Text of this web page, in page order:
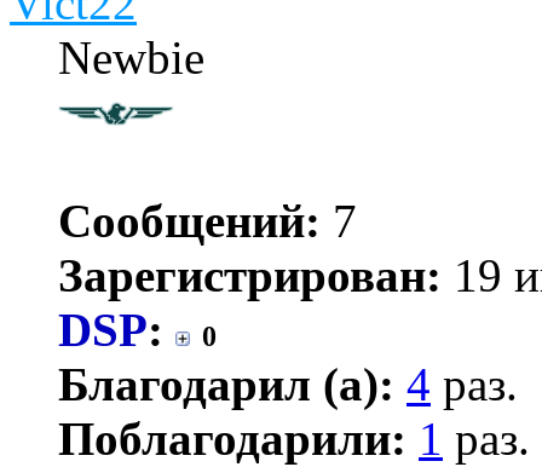
Newbie
Сообщений: 7
Зарегистрирован: 19
DSP: 0
Благодарил (а): 4 раз.
Поблагодарили: 1 раз.